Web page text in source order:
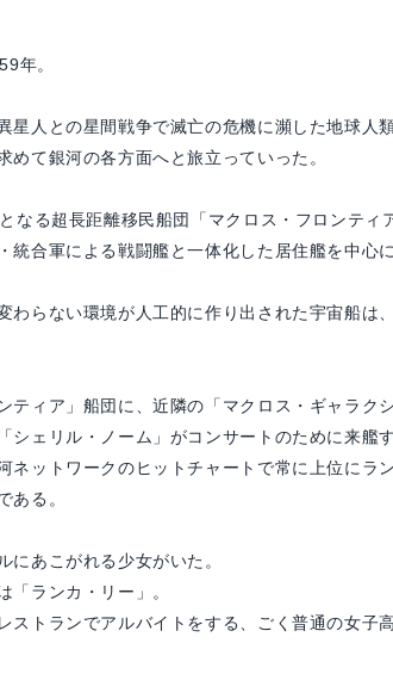
年。
星人との星間戦争で滅亡の危機に瀕した地球人
めて銀河の各方面へと旅立っていった。
なる超長距離移民船団「マクロス・フロンティ
統合軍による戦闘艦と一体化した居住艦を中心
わらない環境が人工的に作り出された宇宙船は
ティア」船団に、近隣の「マクロス・ギャラク
シェリル・ノーム」がコンサートのために来艦す
ネットワークのヒットチャートで常に上位にラ
ある。
にあこがれる少女がいた。
「ランカ・リー」。
ストランでアルバイトをする、ごく普通の女子高